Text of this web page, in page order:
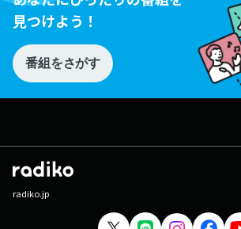
見つけよう！
番組をさがす
radiko.jp